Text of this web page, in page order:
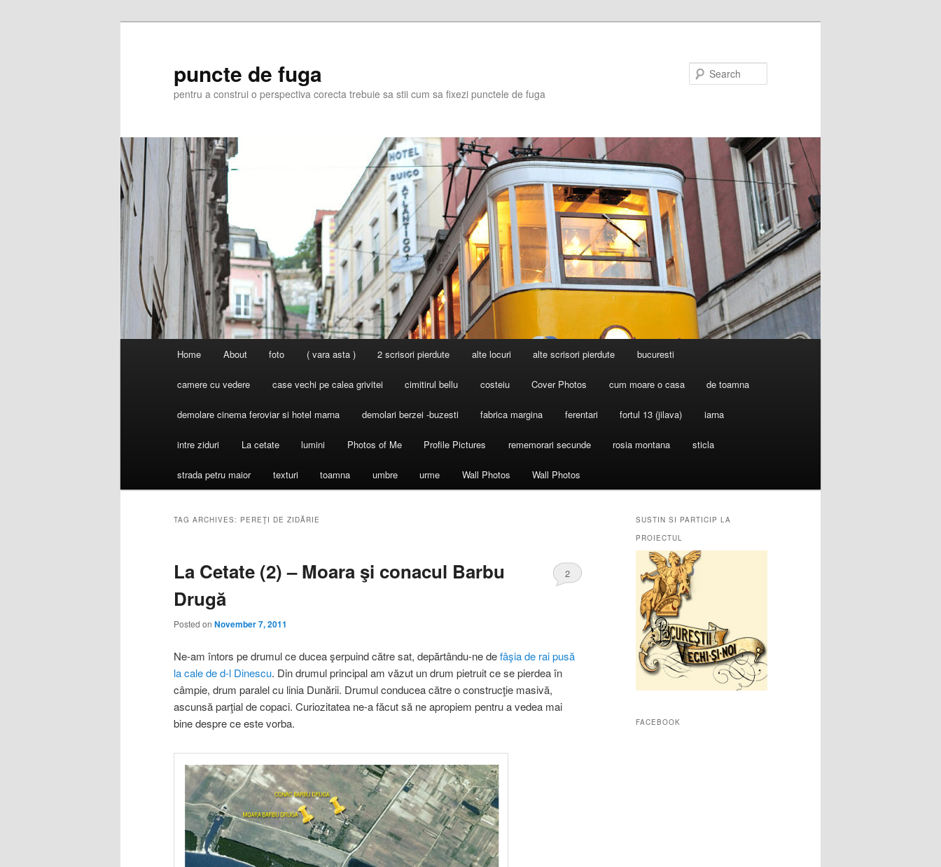
puncte de fuga
pentru a construi o perspectiva corecta trebuie sa stii cum sa fixezi punctele de fuga
Home About foto ( vara asta ) 2 scrisori pierdute alte locuri alte scrisori pierdute bucuresti
camere cu vedere case vechi pe calea grivitei cimitirul bellu costeiu Cover Photos cum moare o casa de toamna
demolare cinema feroviar si hotel marna demolari berzei -buzesti fabrica margina ferentari fortul 13 (jilava) iarna
intre ziduri La cetate lumini Photos of Me Profile Pictures rememorari secunde rosia montana sticla
strada petru maior texturi toamna umbre urme Wall Photos Wall Photos
TAG ARCHIVES: PEREŢI DE ZIDĂRIE
La Cetate (2) – Moara şi conacul Barbu
Drugă
Posted on November 7, 2011
2
Ne-am întors pe drumul ce ducea şerpuind către sat, depărtându-ne defâşia de rai pusă
la cale de d-l Dinescu. Din drumul principal am văzut un drum pietruit ce se pierdea în
câmpie, drum paralel cu linia Dunării. Drumul conducea către o construcţie masivă,
ascunsă parţial de copaci. Curiozitatea ne-a făcut să ne apropiem pentru a vedea mai
bine despre ce este vorba.
SUSTIN SI PARTICIP LA
PROIECTUL
FACEBOOK